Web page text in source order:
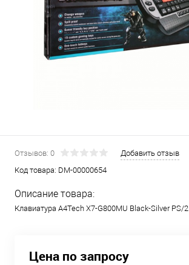
Отзывов: 0
Добавить отзыв
Код товара: DM-00000654
Описание товара:
Клавиатура A4Tech X7-G800MU Black-Silver PS/2
Цена по запросу